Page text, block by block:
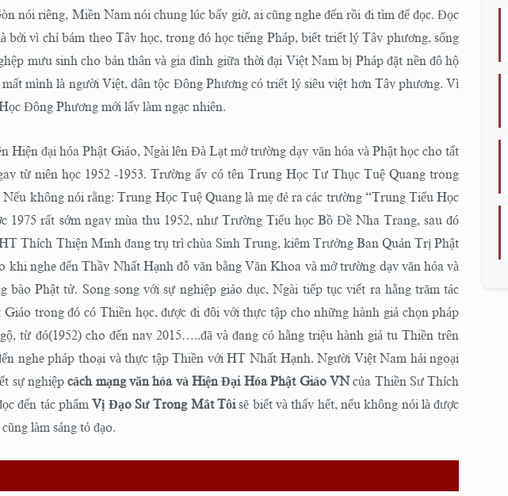
nói riêng, Miền Nam nói chung lúc bấy giờ, ai cũng nghe đến rồi đi tìm để đọc. Đọc
bởi vì chỉ bám theo Tây học, trong đó học tiếng Pháp, biết triết lý Tây phương, sống
mưu sinh cho bản thân và gia đình giữa thời đại Việt Nam bị Pháp đặt nền đô hộ
mất mình là người Việt, dân tộc Đông Phương có triết lý siêu việt hơn Tây phương. Vì
Đông Phương mới lấy làm ngạc nhiên.
Hiện đại hóa Phật Giáo, Ngài lên Đà Lạt mở trường dạy văn hóa và Phật học cho tất
từ niên học 1952 -1953. Trường ấy có tên Trung Học Tư Thục Tuệ Quang trong
không nói rằng: Trung Học Tuệ Quang là mẹ đẻ ra các trường “Trung Tiểu Học
rất sớm ngay mùa thu 1952, như Trường Tiểu học Bồ Đề Nha Trang, sau đó
Thích Thiện Minh đang trụ trì chùa Sinh Trung, kiêm Trưởng Ban Quản Trị Phật
nghe đến Thầy Nhất Hạnh đỗ văn bằng Văn Khoa và mở trường dạy văn hóa và
bào Phật tử. Song song với sự nghiệp giáo dục, Ngài tiếp tục viết ra hằng trăm tác
Giáo trong đó có Thiền học, được đi đôi với thực tập cho những hành giả chọn pháp
từ đó(1952) cho đến nay 2015…..đã và đang có hằng triệu hành giả tu Thiền trên
nghe pháp thoại và thực tập Thiền với HT Nhất Hạnh. Người Việt Nam hải ngoại
sự nghiệpcách mạng văn hóa và Hiện Đại Hóa Phật Giáo VNcủa Thiền Sư Thích
đến tác phẩmVị Đạo Sư Trong Mắt Tôi sẽ biết và thấy hết, nếu không nói là được
làm sáng tỏ đạo.